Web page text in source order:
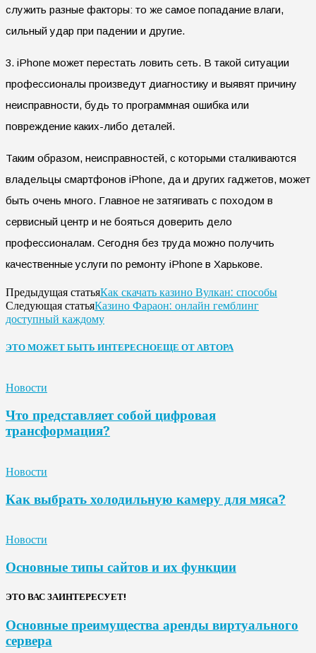
служить разные факторы: то же самое попадание влаги,
сильный удар при падении и другие.
3. iPhone может перестать ловить сеть. В такой ситуации
профессионалы произведут диагностику и выявят причину
неисправности, будь то программная ошибка или
повреждение каких-либо деталей.
Таким образом, неисправностей, с которыми сталкиваются
владельцы смартфонов iPhone, да и других гаджетов, может
быть очень много. Главное не затягивать с походом в
сервисный центр и не бояться доверить дело
профессионалам. Сегодня без труда можно получить
качественные услуги по ремонту iPhone в Харькове.
Предыдущая статьяКак скачать казино Вулкан: способы
Следующая статьяКазино Фараон: онлайн гемблинг
доступный каждому
ЭТО МОЖЕТ БЫТЬ ИНТЕРЕСНОЕЩЕ ОТ АВТОРА
Новости
Что представляет собой цифровая
трансформация?
Новости
Как выбрать холодильную камеру для мяса?
Новости
Основные типы сайтов и их функции
ЭТО ВАС ЗАИНТЕРЕСУЕТ!
Основные преимущества аренды виртуального
сервера